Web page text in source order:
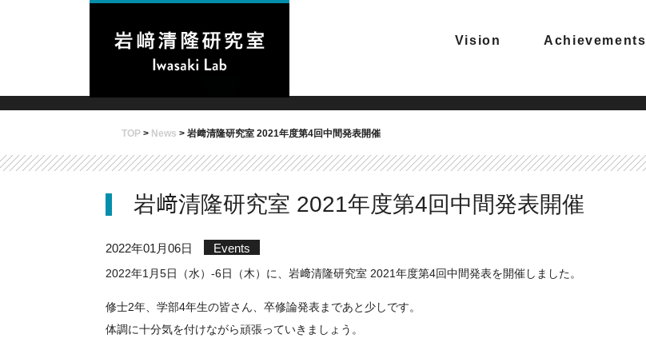
Vision Achievements
TOP > News > 岩﨑清隆研究室 2021年度第4回中間発表開催
岩﨑清隆研究室 2021年度第4回中間発表開催
2022年01月06日 Events
2022年1月5日（水）-6日（木）に、岩﨑清隆研究室 2021年度第4回中間発表を開催しました。
修士2年、学部4年生の皆さん、卒修論発表まであと少しです。
体調に十分気を付けながら頑張っていきましょう。